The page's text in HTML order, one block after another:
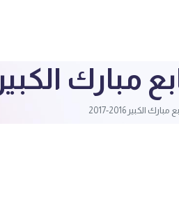
2016-2017
2016-2017